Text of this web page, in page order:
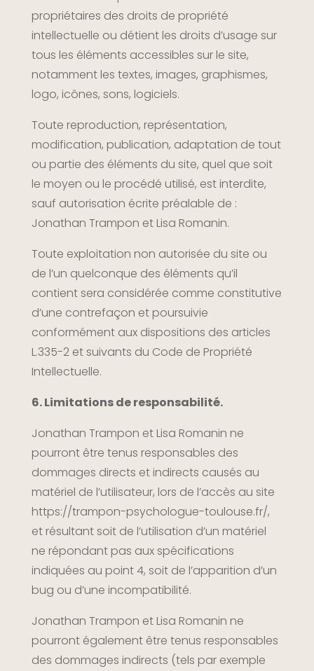
propriétaires des droits de propriété
intellectuelle ou détient les droits d’usage sur
tous les éléments accessibles sur le site,
notamment les textes, images, graphismes,
logo, icônes, sons, logiciels.
Toute reproduction, représentation,
modification, publication, adaptation de tout
ou partie des éléments du site, quel que soit
le moyen ou le procédé utilisé, est interdite,
sauf autorisation écrite préalable de :
Jonathan Trampon et Lisa Romanin.
Toute exploitation non autorisée du site ou
de l’un quelconque des éléments qu’il
contient sera considérée comme constitutive
d’une contrefaçon et poursuivie
conformément aux dispositions des articles
L.335-2 et suivants du Code de Propriété
Intellectuelle.
6. Limitations de responsabilité.
Jonathan Trampon et Lisa Romanin ne
pourront être tenus responsables des
dommages directs et indirects causés au
matériel de l’utilisateur, lors de l’accès au site
https://trampon-psychologue-toulouse.fr/,
et résultant soit de l’utilisation d’un matériel
ne répondant pas aux spécifications
indiquées au point 4, soit de l’apparition d’un
bug ou d’une incompatibilité.
Jonathan Trampon et Lisa Romanin ne
pourront également être tenus responsables
des dommages indirects (tels par exemple